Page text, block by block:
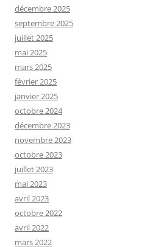
décembre 2025
septembre 2025
juillet 2025
mai 2025
mars 2025
février 2025
janvier 2025
octobre 2024
décembre 2023
novembre 2023
octobre 2023
juillet 2023
mai 2023
avril 2023
octobre 2022
avril 2022
mars 2022